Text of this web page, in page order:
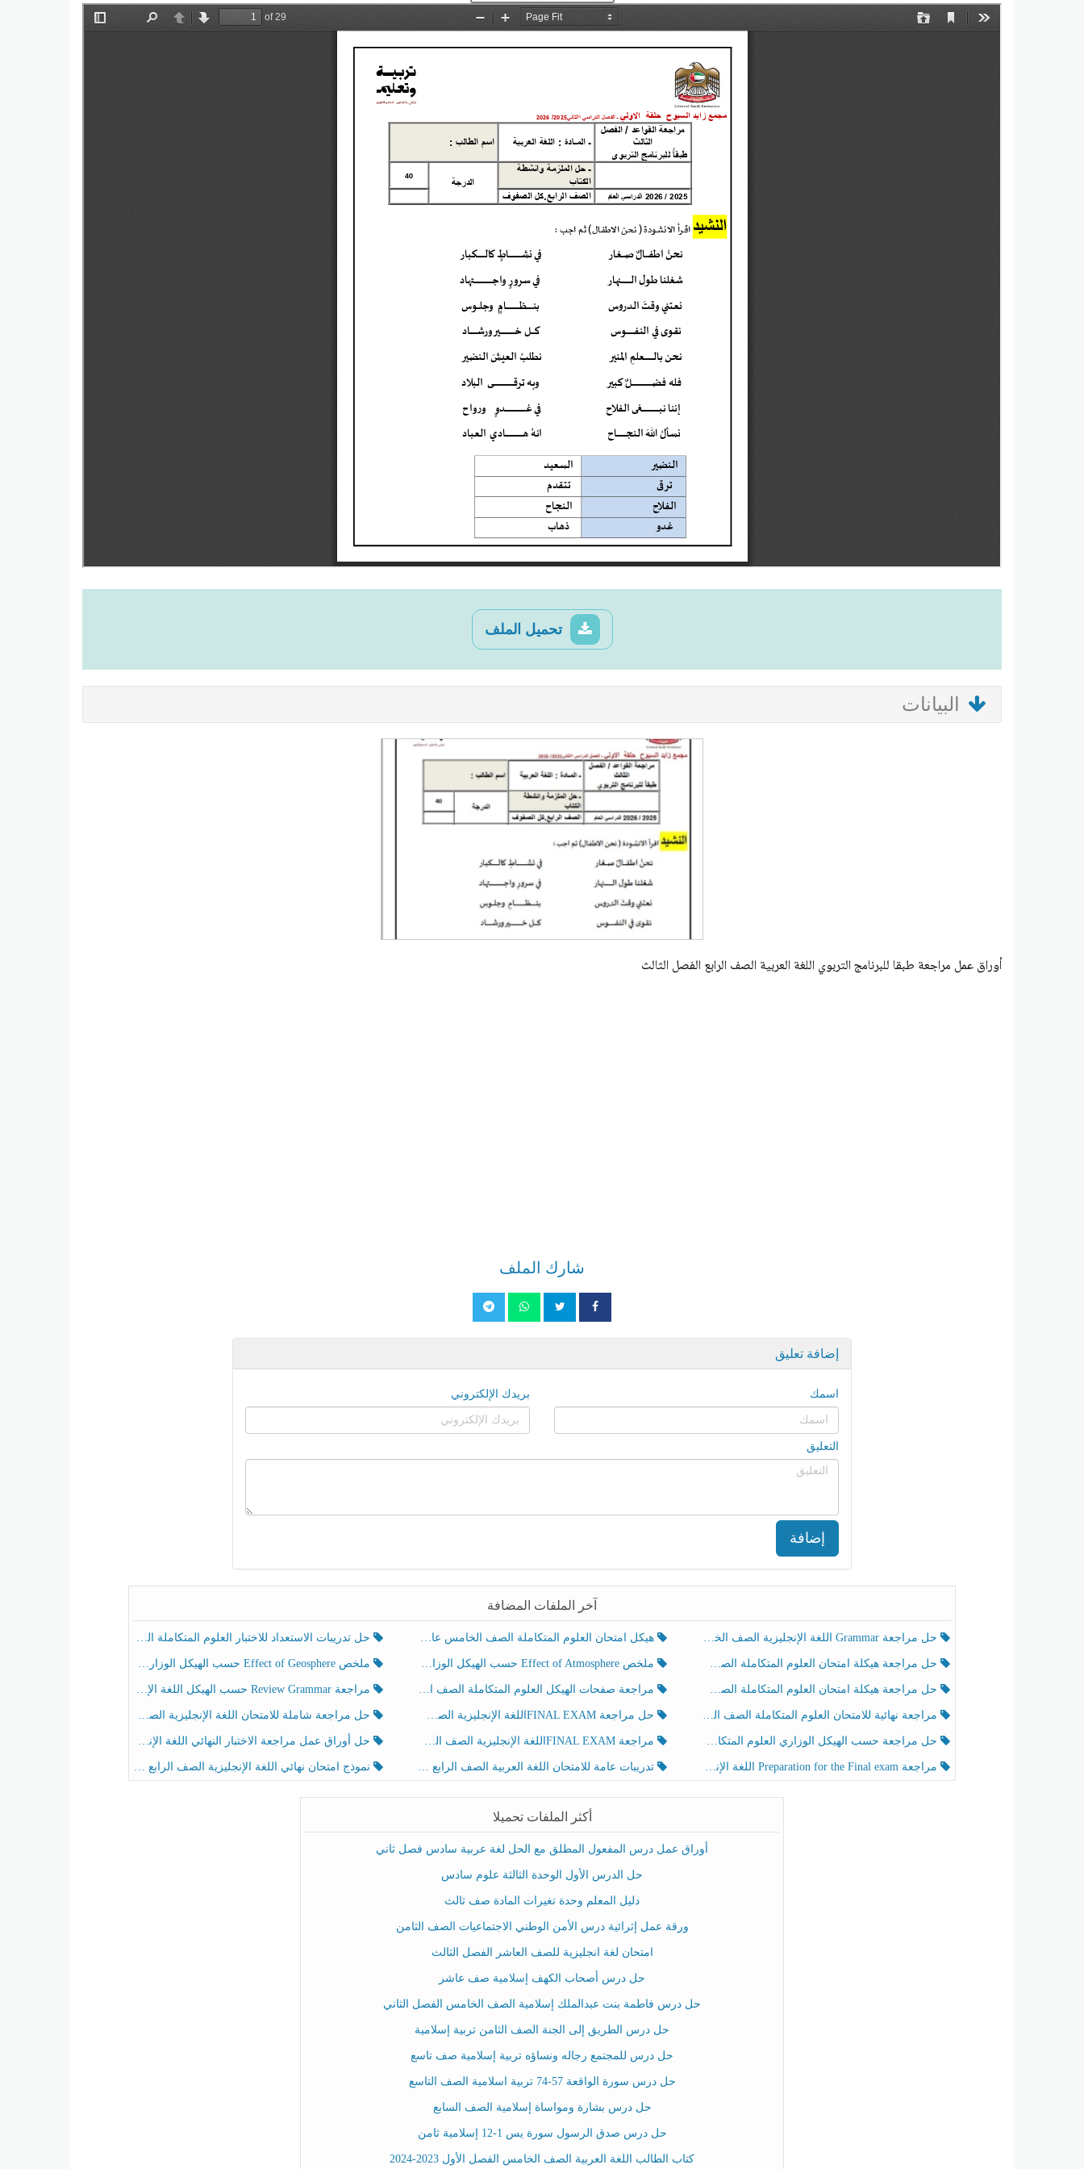
تحميل الملف
البيانات
أوراق عمل مراجعة طبقا للبرنامج التربوي اللغة العربية الصف الرابع الفصل الثالث
شارك الملف
إضافة تعليق
اسمك بريدك الإلكتروني
التعليق
إضافة
آخر الملفات المضافة
حل مراجعة Grammar اللغة الإنجليزية الصف الخامس الفصل الثالث هيكل امتحان العلوم المتكاملة الصف الخامس عام الفصل الدراسي الثالث 2025-2026 حل تدريبات الاستعداد للاختبار العلوم المتكاملة الصف الخامس عام الفصل الثالث
حل مراجعة هيكلة امتحان العلوم المتكاملة الصف الخامس انسبير الفصل الثالث ملخص Effect of Atmosphere حسب الهيكل الوزاري العلوم المتكاملة الصف الخامس انسبير الفصل الثالث ملخص Effect of Geosphere حسب الهيكل الوزاري العلوم المتكاملة الصف الخامس انسبير الفصل الثالث
حل مراجعة هيكلة امتحان العلوم المتكاملة الصف الخامس عام الفصل الثالث مراجعة صفحات الهيكل العلوم المتكاملة الصف الخامس انسبير الفصل الثالث مراجعة Review Grammar حسب الهيكل اللغة الإنجليزية الصف الخامس الفصل الثالث
مراجعة نهائية للامتحان العلوم المتكاملة الصف الخامس انسبير الفصل الثالث حل مراجعة FINAL EXAMاللغة الإنجليزية الصف الخامس الفصل الثالث حل مراجعة شاملة للامتحان اللغة الإنجليزية الصف الخامس الفصل الثالث
حل مراجعة حسب الهيكل الوزاري العلوم المتكاملة الصف الخامس عام الفصل الثالث مراجعة FINAL EXAMاللغة الإنجليزية الصف الخامس الفصل الثالث حل أوراق عمل مراجعة الاختبار النهائي اللغة الإنجليزية الصف الرابع الفصل الثالث
مراجعة Preparation for the Final exam اللغة الإنجليزية الصف الرابع الفصل الثالث تدريبات عامة للامتحان اللغة العربية الصف الرابع الفصل الثالث نموذج امتحان نهائي اللغة الإنجليزية الصف الرابع الفصل الثالث
أكثر الملفات تحميلا
أوراق عمل درس المفعول المطلق مع الحل لغة عربية سادس فصل ثاني
حل الدرس الأول الوحدة الثالثة علوم سادس
دليل المعلم وحدة تغيرات المادة صف ثالث
ورقة عمل إثرائية درس الأمن الوطني الاجتماعيات الصف الثامن
امتحان لغة انجليزية للصف العاشر الفصل الثالث
حل درس أصحاب الكهف إسلامية صف عاشر
حل درس فاطمة بنت عبدالملك إسلامية الصف الخامس الفصل الثاني
حل درس الطريق إلى الجنة الصف الثامن تربية إسلامية
حل درس للمجتمع رجاله ونساؤه تربية إسلامية صف تاسع
حل درس سورة الواقعة 57-74 تربية اسلامية الصف التاسع
حل درس بشارة ومواساة إسلامية الصف السابع
حل درس صدق الرسول سورة يس 1-12 إسلامية ثامن
كتاب الطالب اللغة العربية الصف الخامس الفصل الأول 2023-2024